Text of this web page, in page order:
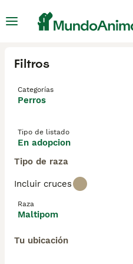
Filtros
Categorías
Perros
Tipo de listado
En adopcion
Tipo de raza
Incluir cruces
Raza
Maltipom
Tu ubicación